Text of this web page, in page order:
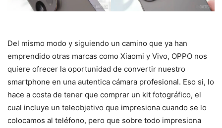
Del mismo modo y siguiendo un camino que ya han
emprendido otras marcas como Xiaomi y Vivo, OPPO nos
quiere ofrecer la oportunidad de convertir nuestro
smartphone en una autentica cámara profesional. Eso si, lo
hace a costa de tener que comprar un kit fotográfico, el
cual incluye un teleobjetivo que impresiona cuando se lo
colocamos al teléfono, pero que sobre todo impresiona